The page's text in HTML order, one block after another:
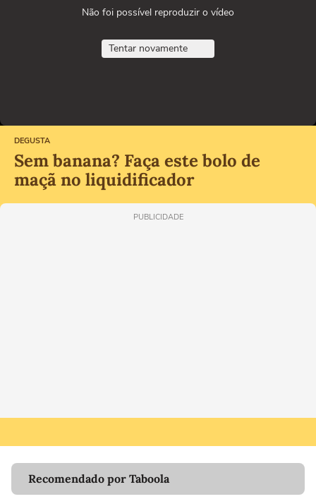
Não foi possível reproduzir o vídeo
Tentar novamente
DEGUSTA
Sem banana? Faça este bolo de
maçã no liquidificador
PUBLICIDADE
Recomendado por Taboola